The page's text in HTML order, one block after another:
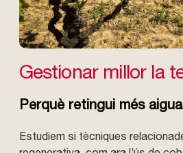
Gestionar millor la
Perquè retingui més
Estudiem si tècniques